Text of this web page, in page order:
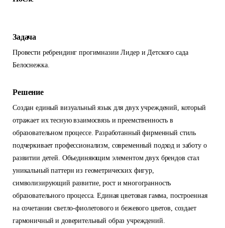
Задача
Провести ребрендинг прогимназии Лидер и Детского сада
Белоснежка.
Решение
Создан единый визуальный язык для двух учреждений, который
отражает их тесную взаимосвязь и преемственность в
образовательном процессе. Разработанный фирменный стиль
подчеркивает профессионализм, современный подход и заботу о
развитии детей. Объединяющим элементом двух брендов стал
уникальный паттерн из геометрических фигур,
символизирующий развитие, рост и многогранность
образовательного процесса. Единая цветовая гамма, построенная
на сочетании светло-фиолетового и бежевого цветов, создает
гармоничный и доверительный образ учреждений.